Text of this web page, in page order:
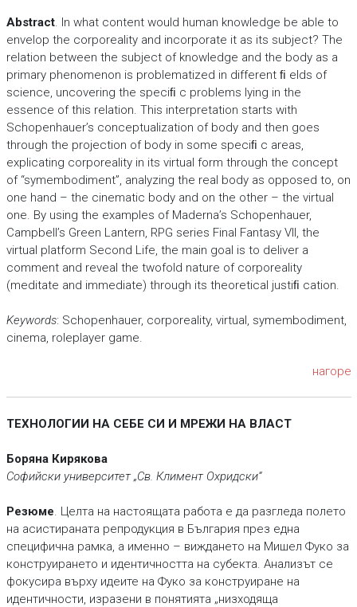
Abstract. In what content would human knowledge be able to
envelop the corporeality and incorporate it as its subject? The
relation between the subject of knowledge and the body as a
primary phenomenon is problematized in different ﬁ elds of
science, uncovering the speciﬁ c problems lying in the
essence of this relation. This interpretation starts with
Schopenhauer’s conceptualization of body and then goes
through the projection of body in some speciﬁ c areas,
explicating corporeality in its virtual form through the concept
of “symembodiment”, analyzing the real body as opposed to, on
one hand – the cinematic body and on the other – the virtual
one. By using the examples of Maderna’s Schopenhauer,
Campbell’s Green Lantern, RPG series Final Fantasy VII, the
virtual platform Second Life, the main goal is to deliver a
comment and reveal the twofold nature of corporeality
(meditate and immediate) through its theoretical justiﬁ cation.
Keywords: Schopenhauer, corporeality, virtual, symembodiment,
cinema, roleplayer game.
нагоре
ТЕХНОЛОГИИ НА СЕБЕ СИ И МРЕЖИ НА ВЛАСТ
Боряна Кирякова
Софийски университет „Св. Климент Охридски“
Резюме. Целта на настоящата работа е да разгледа полето
на асистираната репродукция в България през една
специфична рамка, а именно – виждането на Мишел Фуко за
конструирането и идентичността на субекта. Анализът се
фокусира върху идеите на Фуко за конструиране на
идентичности, изразени в понятията „низходяща